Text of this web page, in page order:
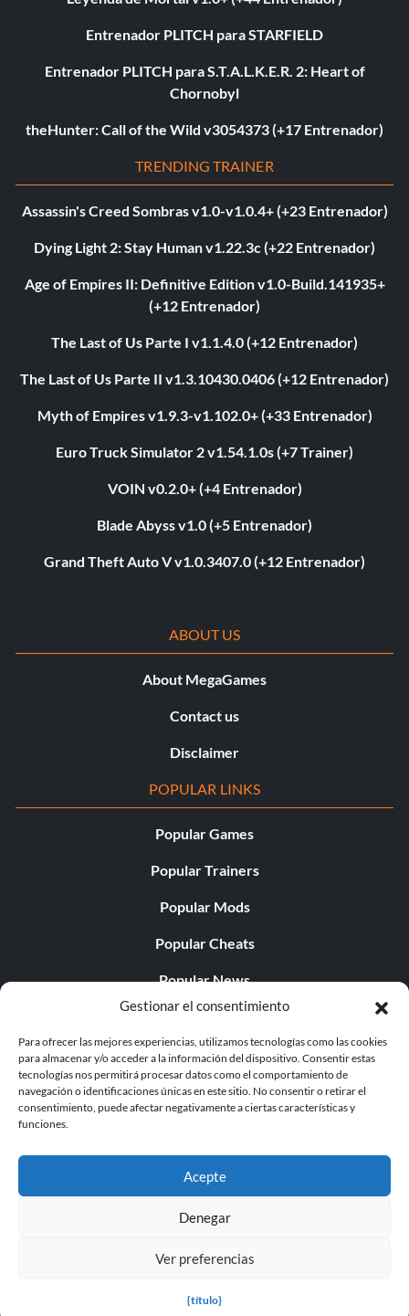
Gestionar el consentimiento
Para ofrecer las mejores experiencias, utilizamos tecnologías como las cookies
para almacenar y/o acceder a la información del dispositivo. Consentir estas
tecnologías nos permitirá procesar datos como el comportamiento de
navegación o identificaciones únicas en este sitio. No consentir o retirar el
consentimiento, puede afectar negativamente a ciertas características y
funciones.
Acepte
Denegar
Ver preferencias
{título}
Entrenador PLITCH para STARFIELD
Entrenador PLITCH para S.T.A.L.K.E.R. 2: Heart of
Chornobyl
theHunter: Call of the Wild v3054373 (+17 Entrenador)
TRENDING TRAINER
Assassin's Creed Sombras v1.0-v1.0.4+ (+23 Entrenador)
Dying Light 2: Stay Human v1.22.3c (+22 Entrenador)
Age of Empires II: Definitive Edition v1.0-Build.141935+
(+12 Entrenador)
The Last of Us Parte I v1.1.4.0 (+12 Entrenador)
The Last of Us Parte II v1.3.10430.0406 (+12 Entrenador)
Myth of Empires v1.9.3-v1.102.0+ (+33 Entrenador)
Euro Truck Simulator 2 v1.54.1.0s (+7 Trainer)
VOIN v0.2.0+ (+4 Entrenador)
Blade Abyss v1.0 (+5 Entrenador)
Grand Theft Auto V v1.0.3407.0 (+12 Entrenador)
ABOUT US
About MegaGames
Contact us
Disclaimer
POPULAR LINKS
Popular Games
Popular Trainers
Popular Mods
Popular Cheats
Popular News
Popular Editorials
Popular Free Games
LATEST UPDATES
© 1998 - 2026 MegaGames.com All rights reserved
Settings